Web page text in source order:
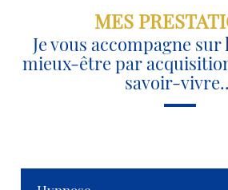
MES
Je vous accompagne
mieux-être par
savoir-